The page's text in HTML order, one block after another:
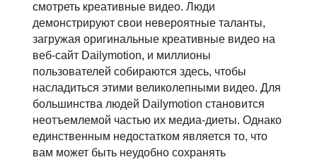
Việt Nam
ภาษาไทย
смотреть креативные видео. Люди
демонстрируют свои невероятные таланты,
загружая оригинальные креативные видео на
веб-сайт Dailymotion, и миллионы
пользователей собираются здесь, чтобы
насладиться этими великолепными видео. Для
большинства людей Dailymotion становится
неотъемлемой частью их медиа-диеты. Однако
единственным недостатком является то, что
вам может быть неудобно сохранять